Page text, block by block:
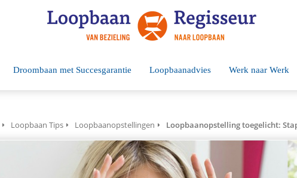
Droombaan met Succesgarantie Loopbaanadvies Werk naar Werk
Loopbaan Tips Loopbaanopstellingen Loopbaanopstelling toegelicht: